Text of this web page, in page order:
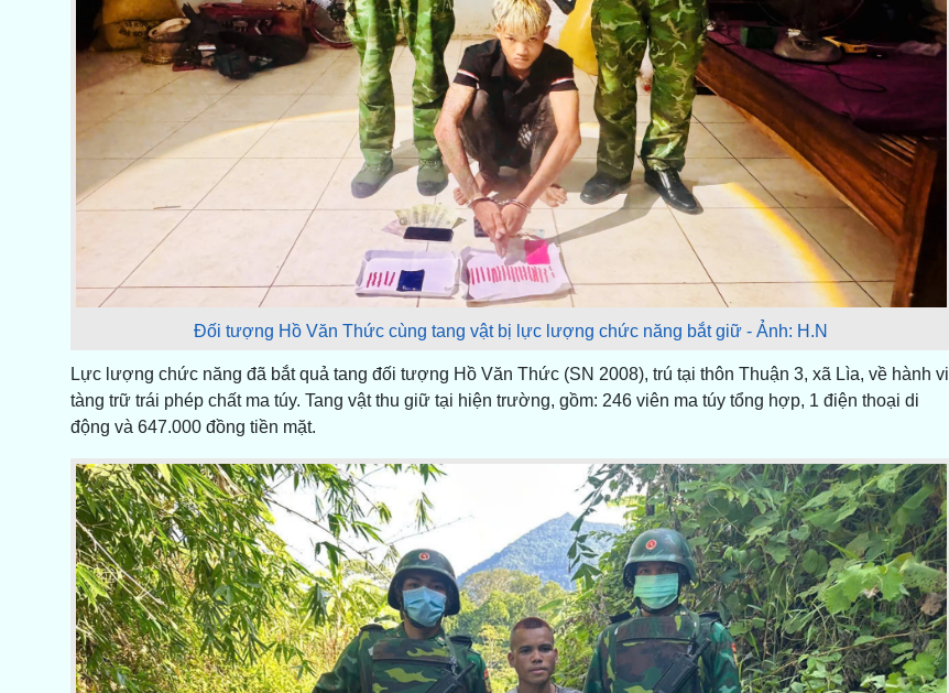
Đối tượng Hồ Văn Thức cùng tang vật bị lực lượng chức năng bắt giữ - Ảnh: H.N
Lực lượng chức năng đã bắt quả tang đối tượng Hồ Văn Thức (SN 2008), trú tại thôn Thuận 3, xã Lìa, về hành vi
tàng trữ trái phép chất ma túy. Tang vật thu giữ tại hiện trường, gồm: 246 viên ma túy tổng hợp, 1 điện thoại di
động và 647.000 đồng tiền mặt.